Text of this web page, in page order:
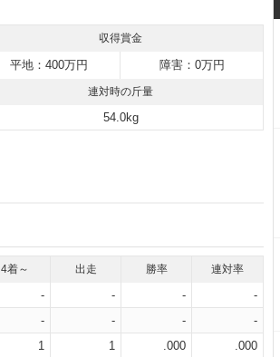
収得賞金
平地：400万円 障害：0万円
連対時の斤量
54.0kg
4着～ 出走 勝率 連対率
- - -
-
- - -
-
1 1 .000
.000